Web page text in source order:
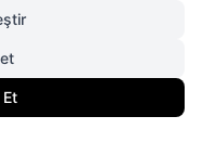
Gelince Haber Ver
daha fazla bilgi ve nasıl